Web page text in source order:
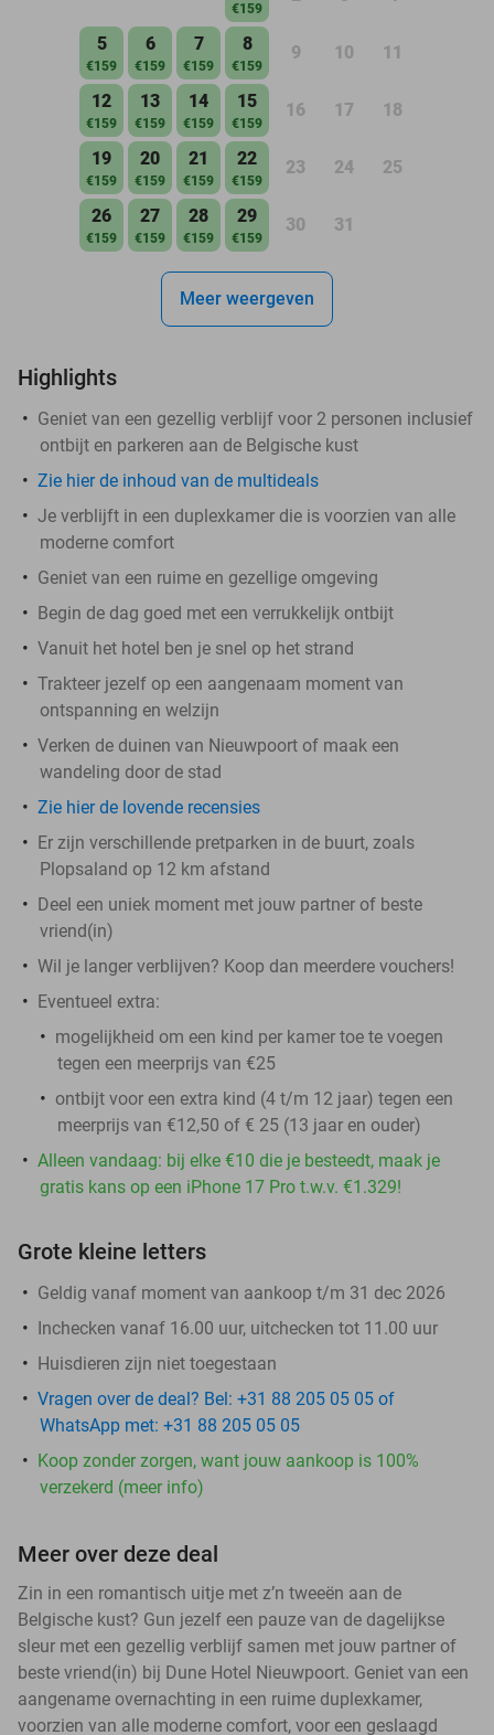
€159
5
€159
6
€159
7
€159
8
€159
9 10 11
12
€159
13
€159
14
€159
15
€159
16 17 18
19
€159
20
€159
21
€159
22
€159
23 24 25
26
€159
27
€159
28
€159
29
€159
30 31
Meer weergeven
Highlights
Geniet van een gezellig verblijf voor 2 personen inclusief
ontbijt en parkeren aan de Belgische kust
Zie hier de inhoud van de multideals
Je verblijft in een duplexkamer die is voorzien van alle
moderne comfort
Geniet van een ruime en gezellige omgeving
Begin de dag goed met een verrukkelijk ontbijt
Vanuit het hotel ben je snel op het strand
Trakteer jezelf op een aangenaam moment van
ontspanning en welzijn
Verken de duinen van Nieuwpoort of maak een
wandeling door de stad
Zie hier de lovende recensies
Er zijn verschillende pretparken in de buurt, zoals
Plopsaland op 12 km afstand
Deel een uniek moment met jouw partner of beste
vriend(in)
Wil je langer verblijven? Koop dan meerdere vouchers!
Eventueel extra:
mogelijkheid om een kind per kamer toe te voegen
tegen een meerprijs van €25
ontbijt voor een extra kind (4 t/m 12 jaar) tegen een
meerprijs van €12,50 of € 25 (13 jaar en ouder)
Alleen vandaag: bij elke €10 die je besteedt, maak je
gratis kans op een iPhone 17 Pro t.w.v. €1.329!
Grote kleine letters
Geldig vanaf moment van aankoop t/m 31 dec 2026
Inchecken vanaf 16.00 uur, uitchecken tot 11.00 uur
Huisdieren zijn niet toegestaan
Vragen over de deal? Bel: +31 88 205 05 05 of
WhatsApp met: +31 88 205 05 05
Koop zonder zorgen, want jouw aankoop is 100%
verzekerd (meer info)
Meer over deze deal
Zin in een romantisch uitje met z’n tweeën aan de
Belgische kust? Gun jezelf een pauze van de dagelijkse
sleur met een gezellig verblijf samen met jouw partner of
beste vriend(in) bij Dune Hotel Nieuwpoort. Geniet van een
aangename overnachting in een ruime duplexkamer,
voorzien van alle moderne comfort, voor een geslaagd